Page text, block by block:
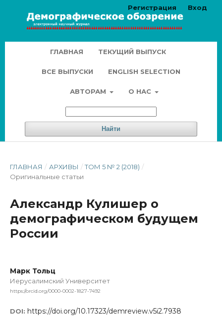
ГЛАВНАЯ ТЕКУЩИЙ ВЫПУСК
ВСЕ ВЫПУСКИ ENGLISH SELECTION
АВТОРАМ О НАС
Найти
Регистрация Вход
ГЛАВНАЯ / АРХИВЫ / ТОМ 5 № 2 (2018) /
Оригинальные статьи
Александр Кулишер о
демографическом будущем
России
Марк Тольц
Иерусалимский Университет
https://orcid.org/0000-0002-1827-7492
DOI: https://doi.org/10.17323/demreview.v5i2.7938